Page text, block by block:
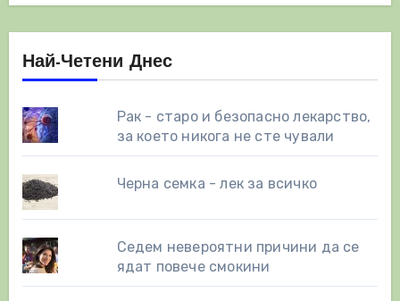
Най-Четени Днес
Рак - старо и безопасно лекарство,
за което никога не сте чували
Черна семка - лек за всичко
Седем невероятни причини да се
ядат повече смокини